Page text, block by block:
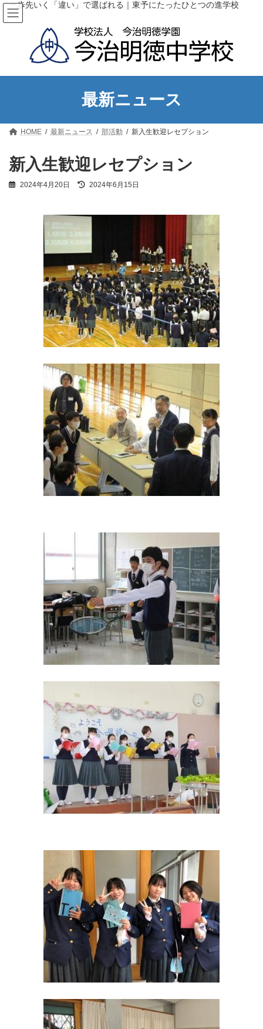
コ
ン
テ
キ
ナ
ビ
ゲ
に
一歩先いく「違い」で選ばれる｜東予にたったひとつの進学校
最新ニュース
HOME 最新ニュース 部活動 新入生歓迎レセプション
新入生歓迎レセプション
2024年4月20日
最
新
時
:
2024年6月15日